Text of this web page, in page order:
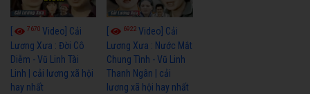
7670 Video] Cải
Lương Xưa : Đời Cô
Diễm - Vũ Linh Tài
Linh | cải lương xã hội
hay nhất
6922Video] Cải
Lương Xưa : Nước Mắt
Chung Tình - Vũ Linh
Thanh Ngân | cải
lương xã hội hay nhất